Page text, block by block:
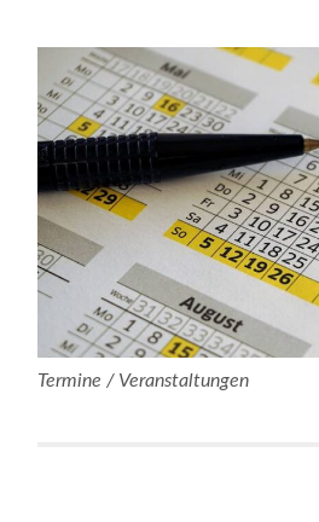
Termine / Veranstaltungen